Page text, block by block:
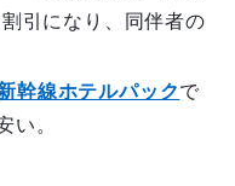
引になり、同伴者の
幹線ホテルパックで
い。